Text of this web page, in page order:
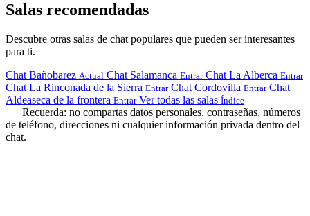
Salas recomendadas
Descubre otras salas de chat populares que pueden ser interesantes
para ti.
Chat Bañobarez Actual Chat Salamanca Entrar Chat La Alberca Entrar
Chat La Rinconada de la Sierra Entrar Chat Cordovilla Entrar Chat
Aldeaseca de la frontera Entrar Ver todas las salas Índice
Recuerda: no compartas datos personales, contraseñas, números
de teléfono, direcciones ni cualquier información privada dentro del
chat.